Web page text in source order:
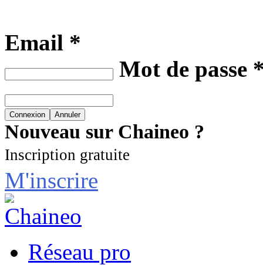
Email *
Mot de passe
Nouveau sur Chaineo ?
Inscription gratuite
M'inscrire
Réseau pro